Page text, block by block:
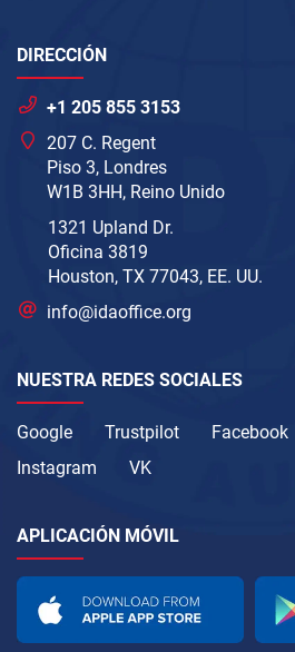
DIRECCIÓN
+1 205 855 3153
207 C. Regent
Piso 3, Londres
W1B 3HH, Reino Unido
1321 Upland Dr.
Oficina 3819
Houston, TX 77043, EE. UU.
info@idaoffice.org
NUESTRA REDES SOCIALES
Google Trustpilot Facebook
Instagram
VK
APLICACIÓN MÓVIL